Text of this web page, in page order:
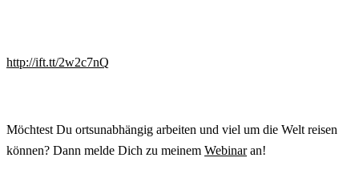
http://ift.tt/2w2c7nQ
Möchtest Du ortsunabhängig arbeiten und viel um die Welt reisen
können? Dann melde Dich zu meinem Webinaran!